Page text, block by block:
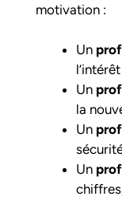
motivation :
Un
Un
la
Un
Un